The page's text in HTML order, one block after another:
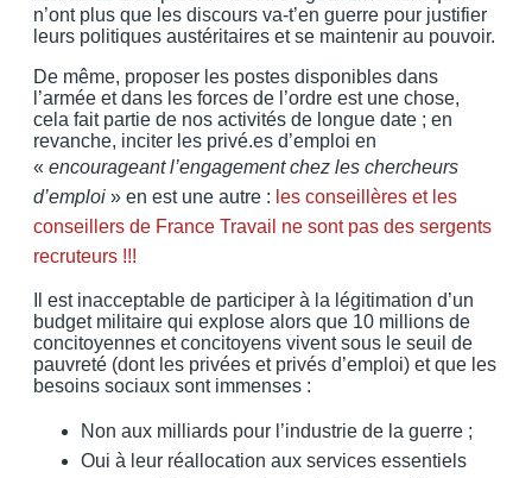
n’ont plus que les discours va-t’en guerre pour justifier
leurs politiques austéritaires et se maintenir au pouvoir.
De même, proposer les postes disponibles dans
l’armée et dans les forces de l’ordre est une chose,
cela fait partie de nos activités de longue date ; en
revanche, inciter les privé.es d’emploi en
« encourageant l’engagement chez les chercheurs
d’emploi » en est une autre : les conseillères et les
conseillers de France Travail ne sont pas des sergents
recruteurs !!!
Il est inacceptable de participer à la légitimation d’un
budget militaire qui explose alors que 10 millions de
concitoyennes et concitoyens vivent sous le seuil de
pauvreté (dont les privées et privés d’emploi) et que les
besoins sociaux sont immenses :
Non aux milliards pour l’industrie de la guerre ;
Oui à leur réallocation aux services essentiels